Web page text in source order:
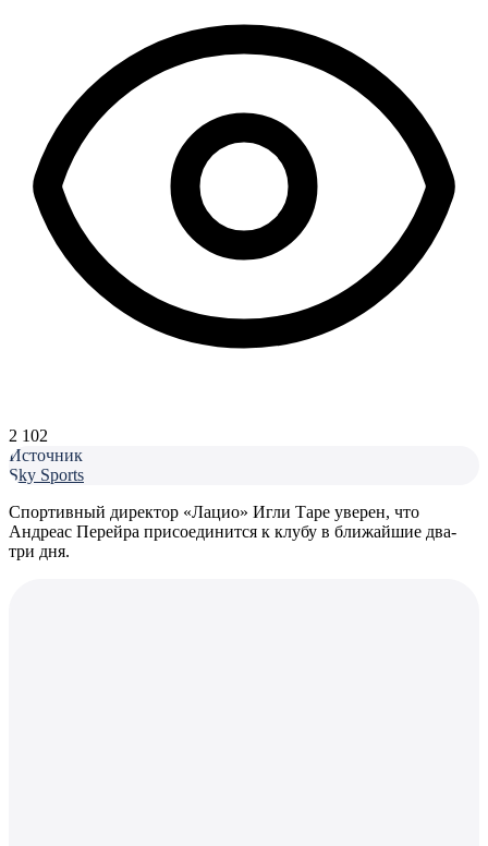
2 102
Источник
Sky Sports
Спортивный директор «Лацио» Игли Таре уверен, что
Андреас Перейра присоединится к клубу в ближайшие два-
три дня.